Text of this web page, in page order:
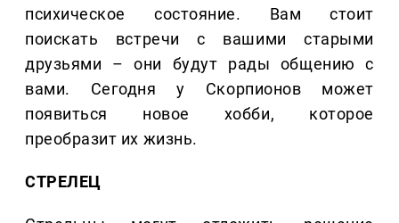
психическое состояние. Вам стоит
поискать встречи с вашими старыми
друзьями – они будут рады общению с
вами. Сегодня у Скорпионов может
появиться новое хобби, которое
преобразит их жизнь.
СТРЕЛЕЦ